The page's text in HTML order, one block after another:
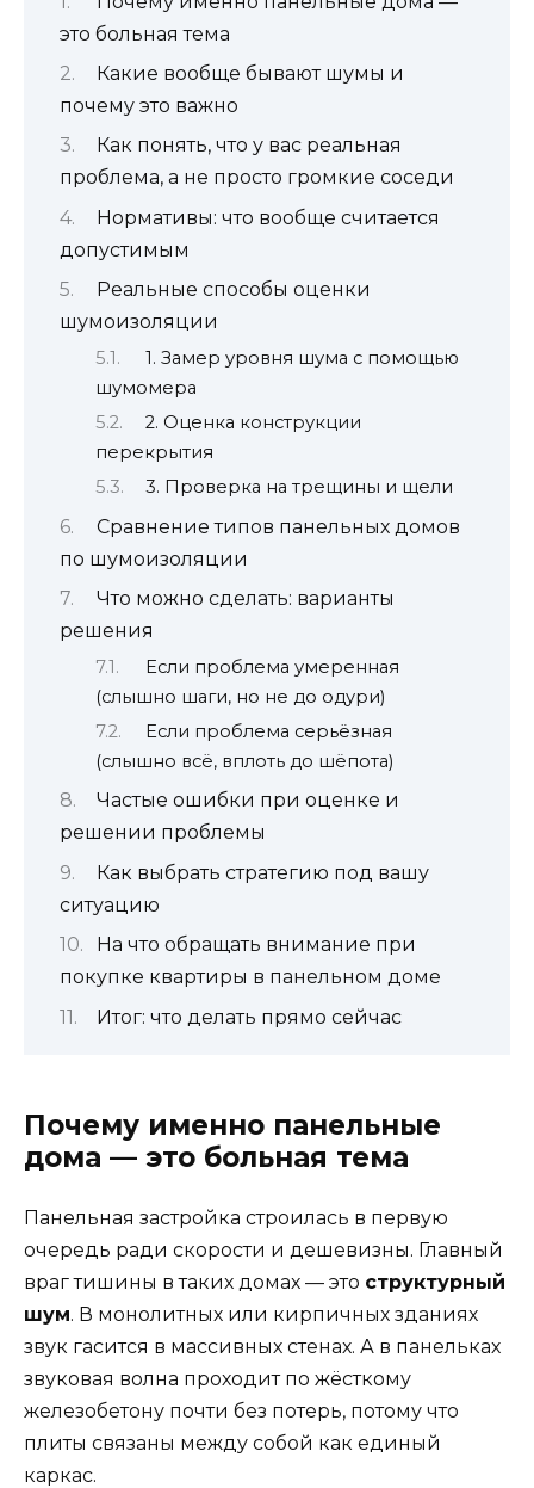
это больная тема
Какие вообще бывают шумы и
почему это важно
Как понять, что у вас реальная
проблема, а не просто громкие соседи
Нормативы: что вообще считается
допустимым
Реальные способы оценки
шумоизоляции
1. Замер уровня шума с помощью
шумомера
2. Оценка конструкции
перекрытия
3. Проверка на трещины и щели
Сравнение типов панельных домов
по шумоизоляции
Что можно сделать: варианты
решения
Если проблема умеренная
(слышно шаги, но не до одури)
Если проблема серьёзная
(слышно всё, вплоть до шёпота)
Частые ошибки при оценке и
решении проблемы
Как выбрать стратегию под вашу
ситуацию
На что обращать внимание при
покупке квартиры в панельном доме
Итог: что делать прямо сейчас
Почему именно панельные
дома — это больная тема
Панельная застройка строилась в первую
очередь ради скорости и дешевизны. Главный
враг тишины в таких домах — это структурный
шум. В монолитных или кирпичных зданиях
звук гасится в массивных стенах. А в панельках
звуковая волна проходит по жёсткому
железобетону почти без потерь, потому что
плиты связаны между собой как единый
каркас.